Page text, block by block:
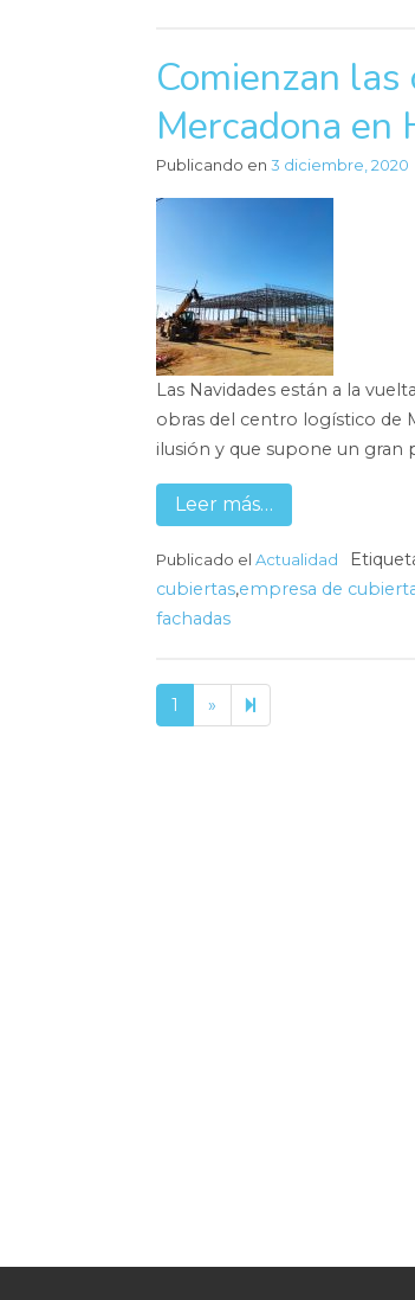
Comienzan
Mercadona en
Publicando en 3 diciembre, 2020
Las Navidades están a la
obras del centro logístico de
ilusión y que supone un gran
Leer más…
Publicado el Actualidad
cubiertas,empresa de
fachadas
1 » Next
page
2